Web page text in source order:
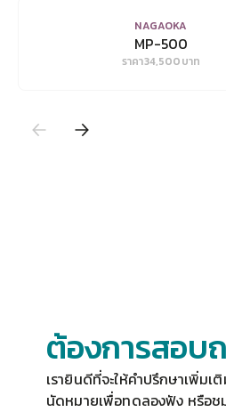
VIEW
NAGAOKA
MP-500
ราคา34,500บาท
ต้องการสอบ
เรายินดีที่จะให้คำปรึกษาเพิ่ม
นัดหมายเพื่อทดลองฟัง หรือช